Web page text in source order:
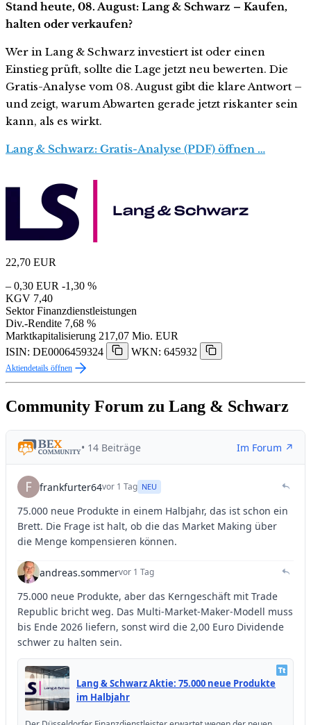
Stand heute, 08. August: Lang & Schwarz – Kaufen,
halten oder verkaufen?
Wer in Lang & Schwarz investiert ist oder einen
Einstieg prüft, sollte die Lage jetzt neu bewerten. Die
Gratis-Analyse vom 08. August gibt die klare Antwort –
und zeigt, warum Abwarten gerade jetzt riskanter sein
kann, als es wirkt.
Lang & Schwarz: Gratis-Analyse (PDF) öffnen …
22,70 EUR
– 0,30 EUR -1,30 %
KGV 7,40
Sektor Finanzdienstleistungen
Div.-Rendite 7,68 %
Marktkapitalisierung 217,07 Mio. EUR
ISIN: DE0006459324
WKN: 645932
Aktiendetails öffnen
Community Forum zu Lang & Schwarz